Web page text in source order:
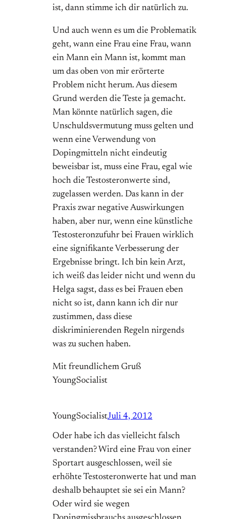
ist, dann stimme ich dir natürlich zu.
Und auch wenn es um die Problematik
geht, wann eine Frau eine Frau, wann
ein Mann ein Mann ist, kommt man
um das oben von mir erörterte
Problem nicht herum. Aus diesem
Grund werden die Teste ja gemacht.
Man könnte natürlich sagen, die
Unschuldsvermutung muss gelten und
wenn eine Verwendung von
Dopingmitteln nicht eindeutig
beweisbar ist, muss eine Frau, egal wie
hoch die Testosteronwerte sind,
zugelassen werden. Das kann in der
Praxis zwar negative Auswirkungen
haben, aber nur, wenn eine künstliche
Testosteronzufuhr bei Frauen wirklich
eine signifikante Verbesserung der
Ergebnisse bringt. Ich bin kein Arzt,
ich weiß das leider nicht und wenn du
Helga sagst, dass es bei Frauen eben
nicht so ist, dann kann ich dir nur
zustimmen, dass diese
diskriminierenden Regeln nirgends
was zu suchen haben.
Mit freundlichem Gruß
YoungSocialist
YoungSocialistJuli 4, 2012
Oder habe ich das vielleicht falsch
verstanden? Wird eine Frau von einer
Sportart ausgeschlossen, weil sie
erhöhte Testosteronwerte hat und man
deshalb behauptet sie sei ein Mann?
Oder wird sie wegen